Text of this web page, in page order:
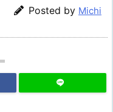
Posted by Michi